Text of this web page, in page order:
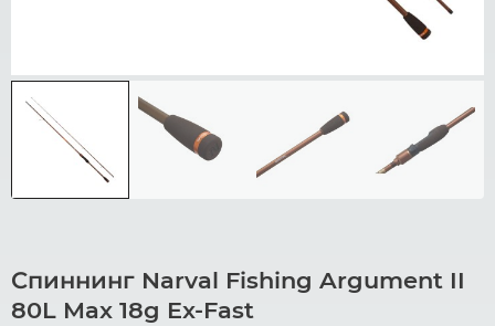
Спиннинг Narval Fishing Argument II
80L Max 18g Ex-Fast